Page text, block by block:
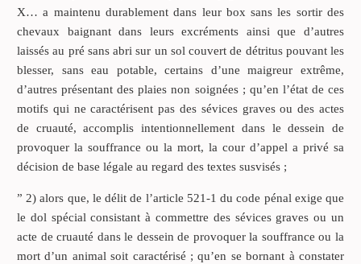
X… a maintenu durablement dans leur box sans les sortir des
chevaux baignant dans leurs excréments ainsi que d’autres
laissés au pré sans abri sur un sol couvert de détritus pouvant les
blesser, sans eau potable, certains d’une maigreur extrême,
d’autres présentant des plaies non soignées ; qu’en l’état de ces
motifs qui ne caractérisent pas des sévices graves ou des actes
de cruauté, accomplis intentionnellement dans le dessein de
provoquer la souffrance ou la mort, la cour d’appel a privé sa
décision de base légale au regard des textes susvisés ;
” 2) alors que, le délit de l’article 521-1 du code pénal exige que
le dol spécial consistant à commettre des sévices graves ou un
acte de cruauté dans le dessein de provoquer la souffrance ou la
mort d’un animal soit caractérisé ; qu’en se bornant à constater